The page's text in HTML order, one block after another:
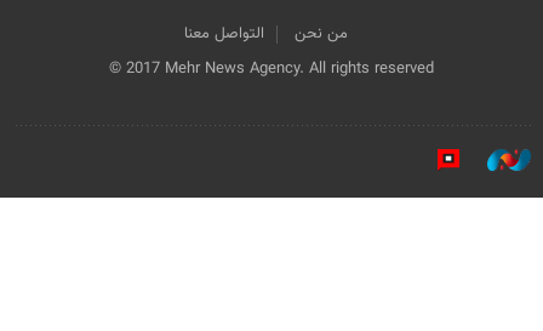
من نحن
التواصل معنا
© 2017 Mehr News Agency. All rights reserved